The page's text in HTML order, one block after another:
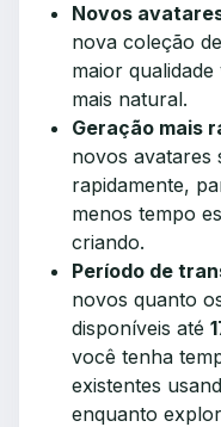
Novos
nova coleção
maior
mais natural.
Geração mais
novos avatares
rapidamente,
menos tempo
criando.
Período de
novos quanto
disponíveis até
você tenha
existentes
enquanto